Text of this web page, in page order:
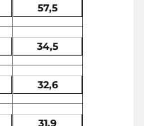
57,5
34,5
32,6
31,9